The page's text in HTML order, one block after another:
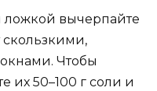
ложкой вычерпайте
Чтобы
их 50–100 г соли и